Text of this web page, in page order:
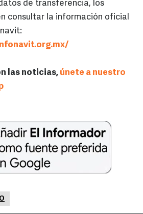
de transferencia, los
consultar la información oficial
las noticias, únete a nuestro